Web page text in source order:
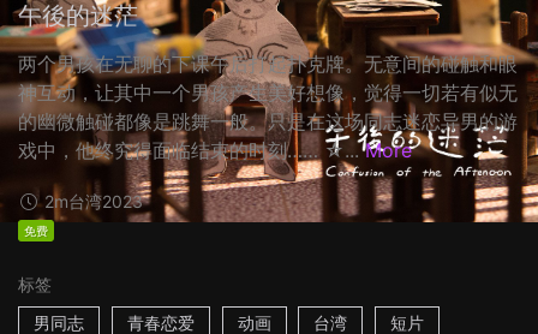
午後的迷茫
两个男孩在无聊的下课午后打起扑克牌。无意间的碰触和眼
神互动，让其中一个男孩产生美好想像，觉得一切若有似无
的幽微触碰都像是跳舞一般。只是在这场同志迷恋异男的游
戏中，他终究得面临结束的时刻…… ☆... More
2m台湾2023
免费
标签
男同志
青春恋爱 动画 台湾 短片